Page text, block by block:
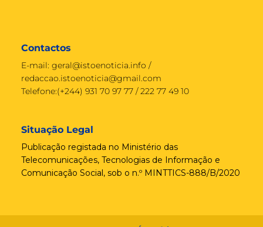
Contactos
E-mail: geral@istoenoticia.info /
redaccao.istoenoticia@gmail.com
Telefone:(+244) 931 70 97 77 / 222 77 49 10
Situação Legal
Publicação registada no Ministério das
Telecomunicações, Tecnologias de Informação e
Comunicação Social, sob o n.º MINTTICS-888/B/2020